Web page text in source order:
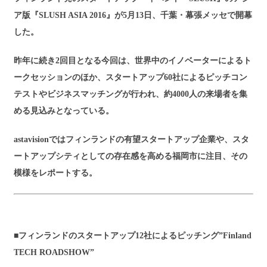
ア版『SLUSH ASIA 2016』が5月13日、千葉・幕張メッセで開幕
した。
昨年に続き2回目となる今回は、世界中のイノベーターによるト
ークセッションのほか、スタートアップ60社によるピッチコン
テストやビジネスマッチングが行われ、約4000人の来場者を集
める見込みとなっている。
astavisionではフィンランドの有望スタートアップ企業や、スタ
ートアップシティとしての存在感を高める福岡市に注目、その
模様をレポートする。
■フィンランドのスタートアップ12社によるピッチング”Finland
TECH ROADSHOW”